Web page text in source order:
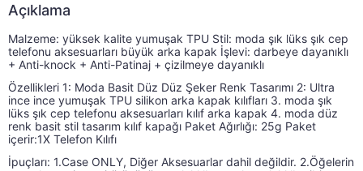
Açıklama
Malzeme: yüksek kalite yumuşak TPU Stil: moda
Malzeme: yüksek kalite yumuşak TPU Stil: moda şık lüks şık cep
telefonu aksesuarları büyük arka kapak İşlevi: darbeye dayanıklı
+ Anti-knock + Anti-Patinaj + çizilmeye dayanıklı
Özellikleri 1: Moda Basit Düz Düz Şeker Renk Tasarımı 2: Ultra
ince ince yumuşak TPU silikon arka kapak kılıfları 3. moda şık
lüks şık cep telefonu aksesuarları kılıf arka kapak 4. moda düz
renk basit stil tasarım kılıf kapağı Paket Ağırlığı: 25g Paket
içerir:1X Telefon Kılıfı
İpuçları: 1.Case ONLY, Diğer Aksesuarlar dahil değildir. 2.Öğelerin